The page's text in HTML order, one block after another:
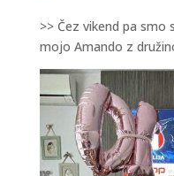
>> Čez vikend pa
mojo Amando z